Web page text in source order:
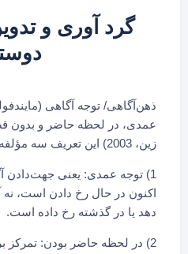
گرد آوری و
ذهن‌آگاهی/ توجه آگاهی
عمدی، در لحظه حاضر و بدون
زین، 2003) این تعریف سه مؤلفه کلیدی دارد:
1) توجه عمدی: یعنی جهت‌دادن
اکنون در حال رخ دادن است،
دهد یا در گذشته رخ داده است.
2) در لحظه حاضر بودن: تمرکز